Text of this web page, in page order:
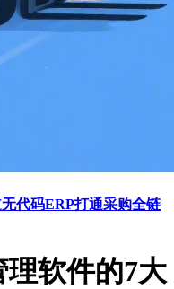
代码ERP打通采购全链
理软件的7大